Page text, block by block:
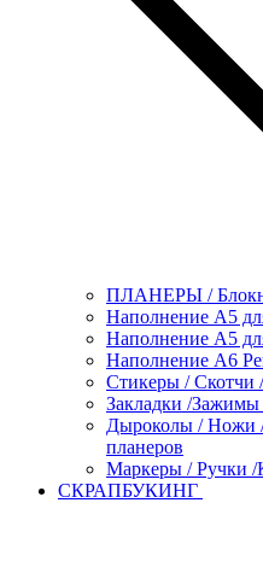
ПЛАНЕРЫ /
Наполнение А5
Наполнение А5
Наполнение А6
Стикеры / Скотчи
Закладки /
Дыроколы / Ножи
планеров
Маркеры / Ручки /
СКРАПБУКИНГ